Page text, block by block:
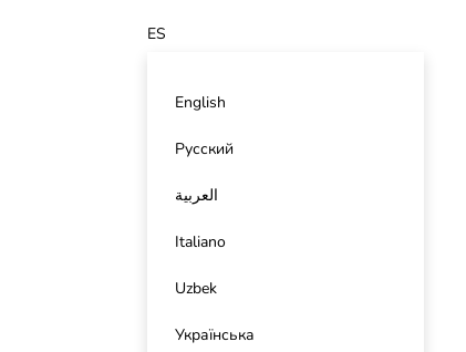
ES
English
Русский
العربية
Italiano
Uzbek
Українська